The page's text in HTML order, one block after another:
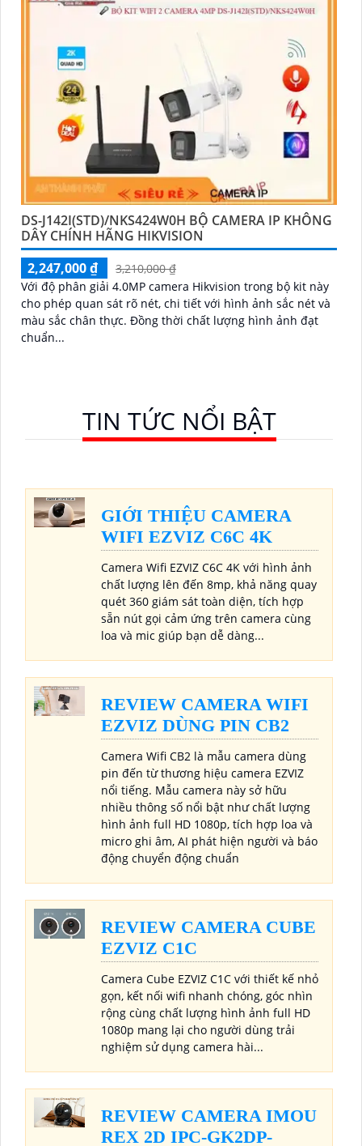
DS-J142I(STD)/NKS424W0H BỘ CAMERA IP KHÔNG
DÂY CHÍNH HÃNG HIKVISION
2,247,000 ₫
3,210,000 ₫
Với độ phân giải 4.0MP camera Hikvision trong bộ kit này
cho phép quan sát rõ nét, chi tiết với hình ảnh sắc nét và
màu sắc chân thực. Đồng thời chất lượng hình ảnh đạt
chuẩn...
TIN TỨC NỔI BẬT
GIỚI THIỆU CAMERA
WIFI EZVIZ C6C 4K
Camera Wifi EZVIZ C6C 4K với hình ảnh
chất lượng lên đến 8mp, khả năng quay
quét 360 giám sát toàn diện, tích hợp
sẵn nút gọi cảm ứng trên camera cùng
loa và mic giúp bạn dễ dàng...
REVIEW CAMERA WIFI
EZVIZ DÙNG PIN CB2
Camera Wifi CB2 là mẫu camera dùng
pin đến từ thương hiệu camera EZVIZ
nổi tiếng. Mẫu camera này sở hữu
nhiều thông số nổi bật như chất lượng
hình ảnh full HD 1080p, tích hợp loa và
micro ghi âm, AI phát hiện người và báo
động chuyển động chuẩn
REVIEW CAMERA CUBE
EZVIZ C1C
Camera Cube EZVIZ C1C với thiết kế nhỏ
gọn, kết nối wifi nhanh chóng, góc nhìn
rộng cùng chất lượng hình ảnh full HD
1080p mang lại cho người dùng trải
nghiệm sử dụng camera hài...
REVIEW CAMERA IMOU
REX 2D IPC-GK2DP-